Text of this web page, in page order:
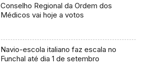
Conselho Regional da Ordem dos
Médicos vai hoje a votos
Navio-escola italiano faz escala no
Funchal até dia 1 de setembro